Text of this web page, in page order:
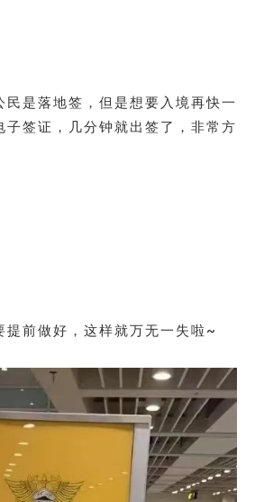
民是落地签，但是想要入境再快一
子签证，几分钟就出签了，非常方
提前做好，这样就万无一失啦~